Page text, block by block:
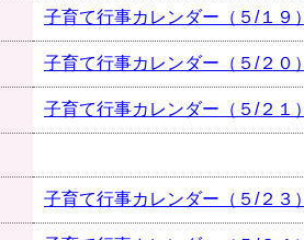
子育て行事カレンダー（５/１９）
子育て行事カレンダー（５/２０）
子育て行事カレンダー（５/２１）
子育て行事カレンダー（５/２３）